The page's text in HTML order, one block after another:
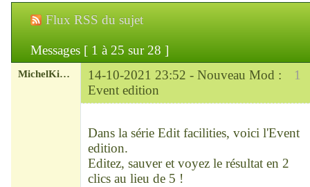
Chronica : le site
ChroniKat : les liens
CONTACT
Flux RSS du sujet
Messages [ 1 à 25 sur 28 ]
1
MichelKirsch 14-10-2021 23:52 - Nouveau Mod :
Event edition
Dans la série Edit facilities, voici l'Event
edition.
Editez, sauver et voyez le résultat en 2
clics au lieu de 5 !